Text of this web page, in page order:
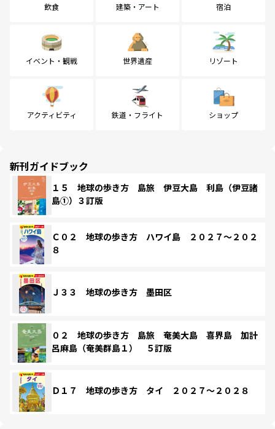
飲食 建築・アート 宿泊
イベント・観戦 世界遺産 リゾート
アクティビティ 鉄道・フライト ショップ
新刊ガイドブック
１５ 地球の歩き方 島旅 伊豆大島 利島（伊豆諸
島①）３訂版
Ｃ０２ 地球の歩き方 ハワイ島 ２０２７～２０２
８
Ｊ３３ 地球の歩き方 墨田区
０２ 地球の歩き方 島旅 奄美大島 喜界島 加計
呂麻島（奄美群島１） ５訂版
Ｄ１７ 地球の歩き方 タイ ２０２７～２０２８